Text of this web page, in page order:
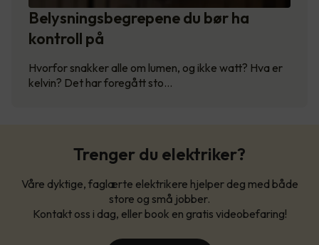
Belysningsbegrepene du bør ha
kontroll på
Hvorfor snakker alle om lumen, og ikke watt? Hva er
kelvin? Det har foregått sto…
Trenger du elektriker?
Våre dyktige, faglærte elektrikere hjelper deg med både
store og små jobber.
Kontakt oss i dag, eller book en gratis videobefaring!